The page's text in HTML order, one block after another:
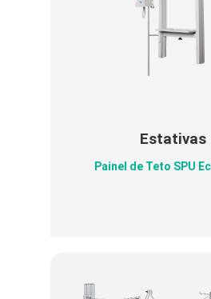
Estativas
Painel de Teto SPU